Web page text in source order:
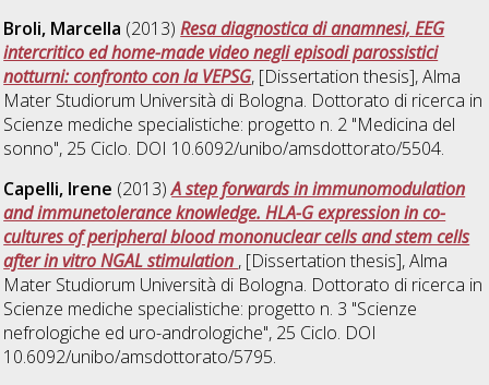
Broli, Marcella (2013)Resa diagnostica di anamnesi, EEG
intercritico ed home-made video negli episodi parossistici
notturni: confronto con la VEPSG, [Dissertation thesis], Alma
Mater Studiorum Università di Bologna. Dottorato di ricerca in
Scienze mediche specialistiche: progetto n. 2 "Medicina del
sonno", 25 Ciclo. DOI 10.6092/unibo/amsdottorato/5504.
Capelli, Irene (2013)A step forwards in immunomodulation
and immunetolerance knowledge. HLA-G expression in co-
cultures of peripheral blood mononuclear cells and stem cells
after in vitro NGAL stimulation , [Dissertation thesis], Alma
Mater Studiorum Università di Bologna. Dottorato di ricerca in
Scienze mediche specialistiche: progetto n. 3 "Scienze
nefrologiche ed uro-andrologiche", 25 Ciclo. DOI
10.6092/unibo/amsdottorato/5795.